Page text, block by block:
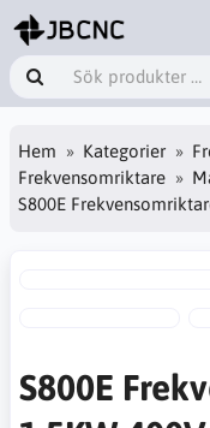
Hem Kategorier
Frekvensomriktare
S800E
S800E